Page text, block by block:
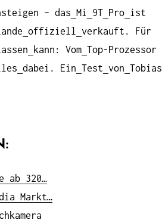
– das Mi 9T Pro ist
offiziell
verkauft. Für
lassen kann: Vom Top-Prozessor
dabei. Ein Test von Tobias
ab 320…
Markt…